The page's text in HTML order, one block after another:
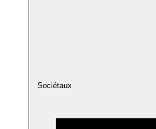
Sociétaux